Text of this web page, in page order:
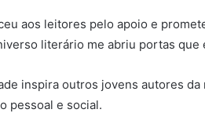
aos leitores pelo apoio e
literário me abriu portas que
inspira outros jovens autores
pessoal e social.